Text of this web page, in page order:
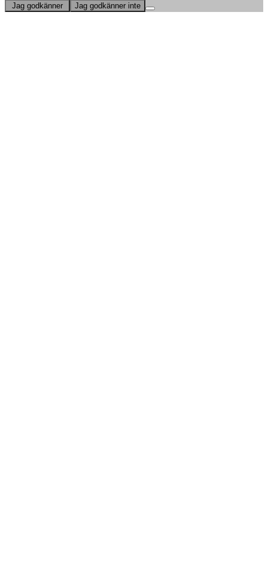
Jag godkänner Jag godkänner inte